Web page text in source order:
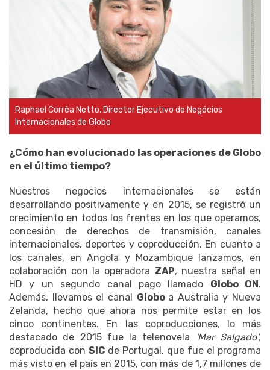
Raphael Corrêa Netto, Director Ejecutivo de Negócios
Internacionales de Globo
¿Cómo han evolucionado las operaciones de Globo
en el último tiempo?
Nuestros negocios internacionales se están
desarrollando positivamente y en 2015, se registró un
crecimiento en todos los frentes en los que operamos,
concesión de derechos de transmisión, canales
internacionales, deportes y coproducción. En cuanto a
los canales, en Angola y Mozambique lanzamos, en
colaboración con la operadora ZAP, nuestra señal en
HD y un segundo canal pago llamado Globo ON.
Además, llevamos el canal Globo a Australia y Nueva
Zelanda, hecho que ahora nos permite estar en los
cinco continentes. En las coproducciones, lo más
destacado de 2015 fue la telenovela
'Mar Salgado',
coproducida con SIC de Portugal, que fue el programa
más visto en el país en 2015, con más de 1,7 millones de